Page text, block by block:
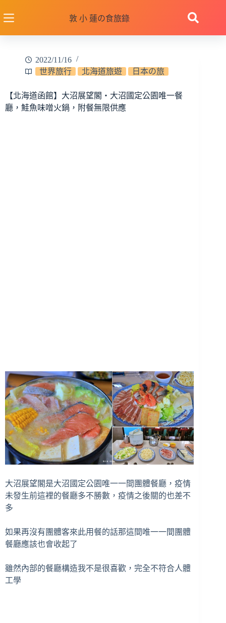
至
敦 小 蓮の食旅錄
2022/11/16
世界旅行
北海道旅遊 日本の旅
【北海道函館】大沼展望閣‧大沼國定公園唯一餐
廳，鮭魚味噌火鍋，附餐無限供應
大沼展望閣是大沼國定公園唯一一間團體餐廳，疫情
未發生前這裡的餐廳多不勝數，疫情之後關的也差不
多
如果再沒有團體客來此用餐的話那這間唯一一間團體
餐廳應該也會收起了
雖然內部的餐廳構造我不是很喜歡，完全不符合人體
工學